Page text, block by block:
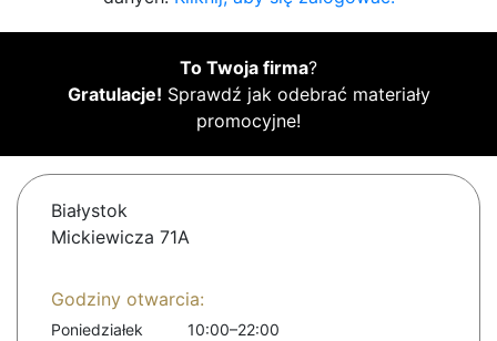
To Twoja firma?
Gratulacje! Sprawdź jak odebrać materiały
promocyjne!
Białystok
Mickiewicza 71A
Godziny otwarcia:
Poniedziałek
10:00–22:00